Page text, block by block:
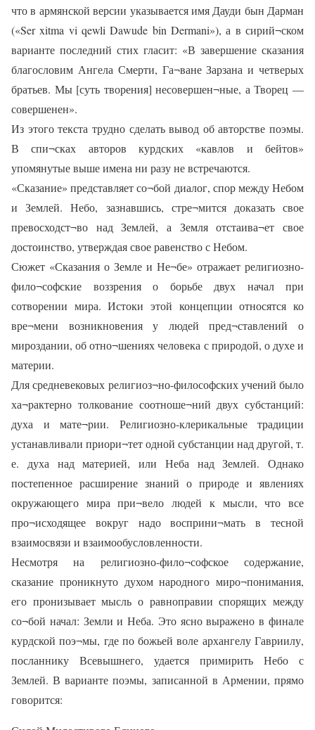
что в армянской версии указывается имя Дауди бын Дарман
(«Ser xitma vi qewli Dawude bin Dermani»), а в сирий¬ском
варианте последний стих гласит: «В завершение сказания
благословим Ангела Смерти, Га¬ване Зарзана и четверых
братьев. Мы [суть творения] несовершен¬ные, а Творец —
совершенен».
Из этого текста трудно сделать вывод об авторстве поэмы.
В спи¬сках авторов курдских «кавлов и бейтов»
упомянутые выше имена ни разу не встречаются.
«Сказание» представляет со¬бой диалог, спор между Небом
и Землей. Небо, зазнавшись, стре¬мится доказать свое
превосходст¬во над Землей, а Земля отстаива¬ет свое
достоинство, утверждая свое равенство с Небом.
Сюжет «Сказания о Земле и Не¬бе» отражает религиозно-
фило¬софские воззрения о борьбе двух начал при
сотворении мира. Истоки этой концепции относятся ко
вре¬мени возникновения у людей пред¬ставлений о
мироздании, об отно¬шениях человека с природой, о духе и
материи.
Для средневековых религиоз¬но-философских учений было
ха¬рактерно толкование соотноше¬ний двух субстанций:
духа и мате¬рии. Религиозно-клерикальные традиции
устанавливали приори¬тет одной субстанции над другой, т.
е. духа над материей, или Неба над Землей. Однако
постепенное расширение знаний о природе и явлениях
окружающего мира при¬вело людей к мысли, что все
про¬исходящее вокруг надо восприни¬мать в тесной
взаимосвязи и взаимообусловленности.
Несмотря на религиозно-фило¬софское содержание,
сказание проникнуто духом народного миро¬понимания,
его пронизывает мысль о равноправии спорящих между
со¬бой начал: Земли и Неба. Это ясно выражено в финале
курдской поэ¬мы, где по божьей воле архангелу Гавриилу,
посланнику Всевышнего, удается примирить Небо с
Землей. В варианте поэмы, записанной в Армении, прямо
говорится: